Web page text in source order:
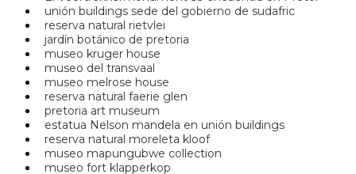
unión buildings sede del gobierno de sudafric
reserva natural rietvlei
jardín botánico de pretoria
museo kruger house
museo del transvaal
museo melrose house
reserva natural faerie glen
pretoria art museum
estatua Nelson mandela en unión buildings
reserva natural moreleta kloof
museo mapungubwe collection
museo fort klapperkop